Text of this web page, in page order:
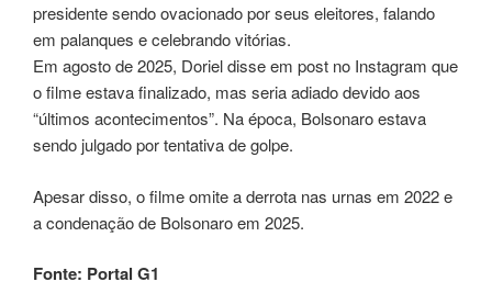
presidente sendo ovacionado por seus eleitores, falando
em palanques e celebrando vitórias.
Em agosto de 2025, Doriel disse em post no Instagram que
o filme estava finalizado, mas seria adiado devido aos
“últimos acontecimentos”. Na época, Bolsonaro estava
sendo julgado por tentativa de golpe.
Apesar disso, o filme omite a derrota nas urnas em 2022 e
a condenação de Bolsonaro em 2025.
Fonte: Portal G1